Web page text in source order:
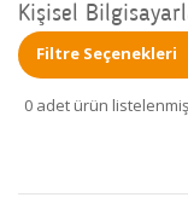
Kişisel
Filtre Seçenekleri
0 adet ürün